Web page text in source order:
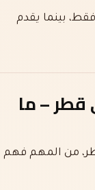
بينما يقدم
قطر – ما
من المهم فهم